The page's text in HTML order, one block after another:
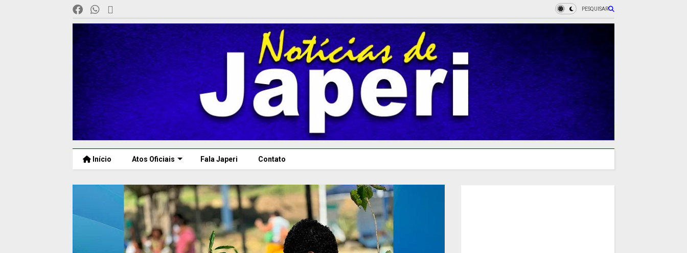
PESQUISAR
Início Atos Oficiais Fala Japeri Contato